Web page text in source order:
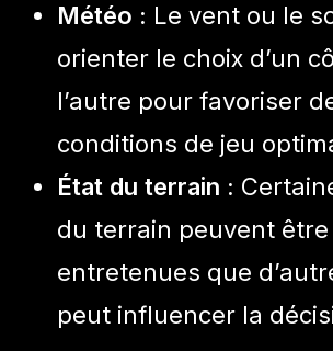
Météo : Le vent ou le
orienter le choix d’un
l’autre pour favoriser
conditions de jeu
État du terrain :
du terrain peuvent être
entretenues que
peut influencer la